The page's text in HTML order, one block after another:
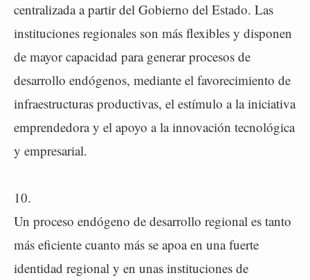
centralizada a partir del Gobierno del Estado. Las
instituciones regionales son más flexibles y disponen
de mayor capacidad para generar procesos de
desarrollo endógenos, mediante el favorecimiento de
infraestructuras productivas, el estímulo a la iniciativa
emprendedora y el apoyo a la innovación tecnológica
y empresarial.
10.
Un proceso endógeno de desarrollo regional es tanto
más eficiente cuanto más se apoa en una fuerte
identidad regional y en unas instituciones de